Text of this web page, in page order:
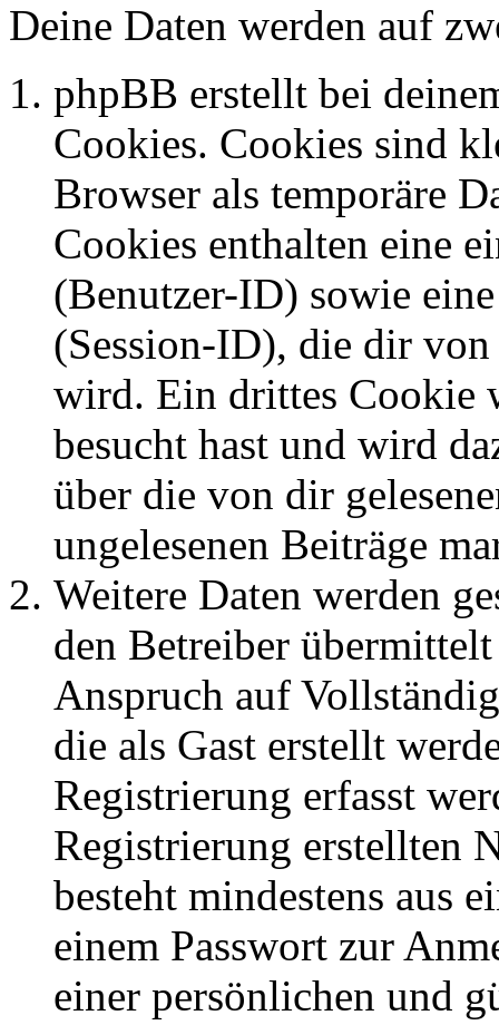
Deine Daten werden auf
phpBB erstellt bei
Cookies. Cookies sind
Browser als temporäre
Cookies enthalten eine
(Benutzer-ID) sowie
(Session-ID), die dir
wird. Ein drittes Cookie
besucht hast und wird
über die von dir
ungelesenen Beiträge
Weitere Daten werden
den Betreiber
Anspruch auf
die als Gast erstellt
Registrierung erfasst
Registrierung erstellten
besteht mindestens aus
einem Passwort zur
einer persönlichen und